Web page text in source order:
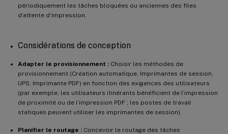
périodiquement les tâches bloquées ou anciennes des files
d’attente d’impression.
Considérations de conception
Adapter le provisionnement : Choisir les méthodes de
provisionnement (Création automatique, Imprimantes de session,
UPS, Imprimante PDF) en fonction des exigences des utilisateurs
(par exemple, les utilisateurs itinérants bénéficient de l’impression
de proximité ou de l’impression PDF ; les postes de travail
statiques peuvent utiliser les imprimantes de session).
Planifier le routage : Concevoir le routage des tâches